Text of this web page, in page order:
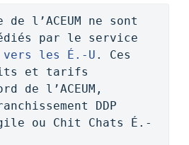
l’ACEUM ne sont
les É.-U . Ces
et tarifs
de l’ACEUM,
DDP
ou Chit Chats É.-